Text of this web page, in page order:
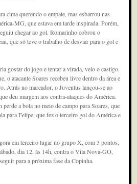
cima querendo o empate, mas esbarrou nas
MG, que estava em tarde inspirada. Porém,
chegar ao gol. Romarinho cobrou o
que só teve o trabalho de desviar para o gol e
gostar do jogo e tentar a virada, veio o castigo.
o atacante Soares recebeu livre dentro da área e
Atrás no marcador, o Juventus lançou-se ao
deu margem aos contra-ataques do América.
a bola no meio de campo para Soares, que
para Felipe, que fez o terceiro gol do América e
em terceiro lugar no grupo X, com 3 pontos,
dia 12, às 14h, contra o Vila Nova-GO,
para a próxima fase da Copinha.